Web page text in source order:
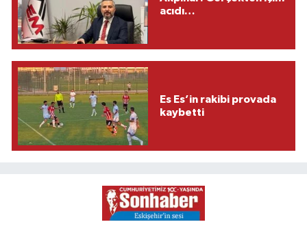
acıdı…
Es Es’in rakibi provada
kaybetti